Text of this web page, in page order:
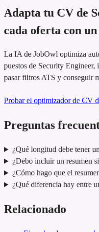
Adapta tu CV de
cada oferta con
La IA de JobOwl optimiza
puestos de Security Engineer,
pasar filtros ATS y conseguir
Probar el optimizador de CV
Preguntas
¿Qué longitud debe tener
¿Debo incluir un resumen
¿Cómo hago que el
¿Qué diferencia hay entre
Relacionado